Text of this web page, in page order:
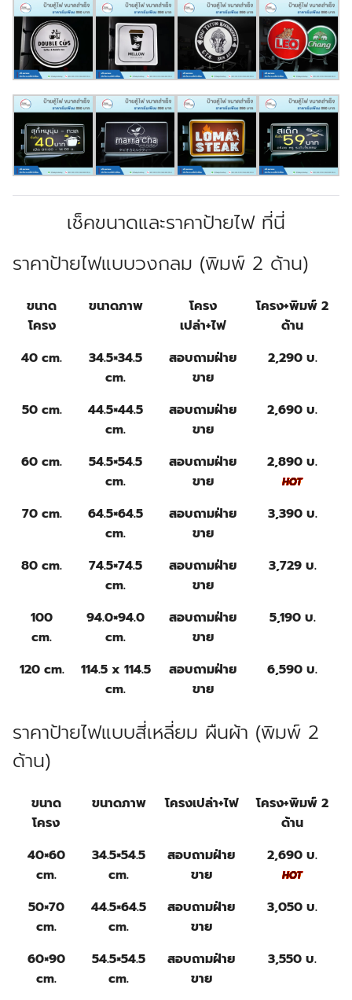
เช็คขนาดและราคาป้ายไฟ ที่นี่
ราคาป้ายไฟแบบวงกลม (พิมพ์ 2 ด้าน)
ขนาด
โครง
ขนาดภาพ
โครง
เปล่า+ไฟ
โครง+พิมพ์ 2
ด้าน
40 cm.
34.5×34.5
cm.
สอบถามฝ่าย
ขาย
2,290 บ.
50 cm.
44.5×44.5
cm.
สอบถามฝ่าย
ขาย
2,690 บ.
60 cm.
54.5×54.5
cm.
สอบถามฝ่าย
ขาย
2,890 บ.
70 cm.
64.5×64.5
cm.
สอบถามฝ่าย
ขาย
3,390 บ.
80 cm.
74.5×74.5
cm.
สอบถามฝ่าย
ขาย
3,729 บ.
100
cm.
94.0×94.0
cm.
สอบถามฝ่าย
ขาย
5,190 บ.
120 cm.
114.5 x 114.5
cm.
สอบถามฝ่าย
ขาย
6,590 บ.
ราคาป้ายไฟแบบสี่เหลี่ยม ผืนผ้า (พิมพ์ 2
ด้าน)
ขนาด
โครง
ขนาดภาพ โครงเปล่า+ไฟ
โครง+พิมพ์ 2
ด้าน
40×60
cm.
34.5×54.5
cm.
สอบถามฝ่าย
ขาย
2,690 บ.
50×70
cm.
44.5×64.5
cm.
สอบถามฝ่าย
ขาย
3,050 บ.
60×90
cm.
54.5×54.5
cm.
สอบถามฝ่าย
ขาย
3,550 บ.